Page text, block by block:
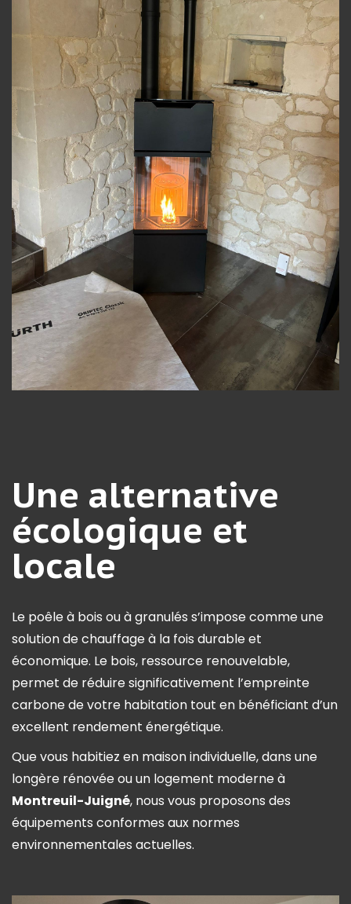
Une alternative
écologique et
locale
Le poêle à bois ou à granulés s’impose comme une
solution de chauffage à la fois durable et
économique. Le bois, ressource renouvelable,
permet de réduire significativement l’empreinte
carbone de votre habitation tout en bénéficiant d’un
excellent rendement énergétique.
Que vous habitiez en maison individuelle, dans une
longère rénovée ou un logement moderne à
Montreuil-Juigné, nous vous proposons des
équipements conformes aux normes
environnementales actuelles.